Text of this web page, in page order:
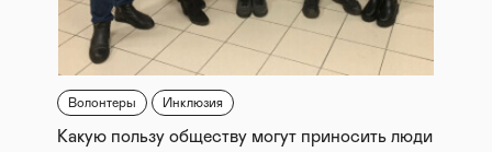
Волонтеры Инклюзия
Какую пользу обществу могут приносить люди